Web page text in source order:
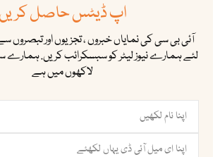
اپ ڈیٹس حاصل کریں
آئی بی سی کی نمایاں خبروں ، تجزیوں اور تبصروں
لئے ہمارے نیوز لیٹر کو سبسکرائب کریں. ہمارے
لاکھوں میں ہے